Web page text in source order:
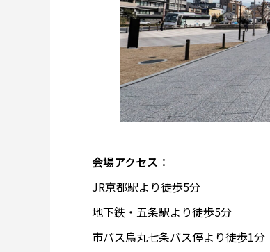
会場アクセス：
JR京都駅より徒歩5分
地下鉄・五条駅より徒歩5分
市バス烏丸七条バス停より徒歩1分